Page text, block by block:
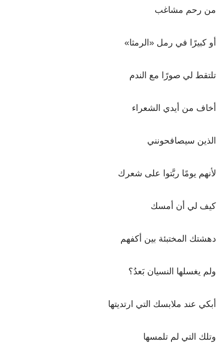
من رحم مشاغب
أو كبيرًا في رمل «الرمثا»
تلتقط لي صورًا مع الندم
أخاف من أيدي الشعراء
الذين سيصافحونني
لأنهم يومًا ربَّتوا على شعرك
كيف لي أن أمسك
دهشتك المختبئة بين أكفهم
ولم يغسلها النسيان بَعدُ؟
أبكي عند ملابسك التي ارتديتها
وتلك التي لم تلمسها